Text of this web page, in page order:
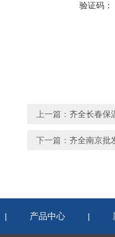
验证码：
上一篇： 齐全长春保
下一篇： 齐全南京批
| 产品中心 |